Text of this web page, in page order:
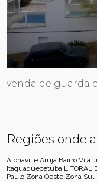
venda de guarda
Regiões onde
Alphaville Arujá Bairro Vila
Itaquaquecetuba LITORAL
Paulo Zona Oeste Zona Sul